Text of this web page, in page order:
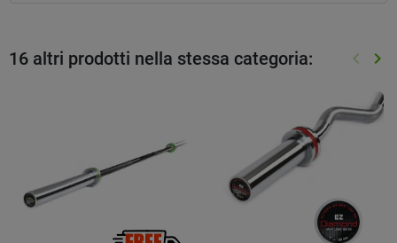
16 altri prodotti nella stessa categoria: keyboard_arrow_left keyboard_arrow_right